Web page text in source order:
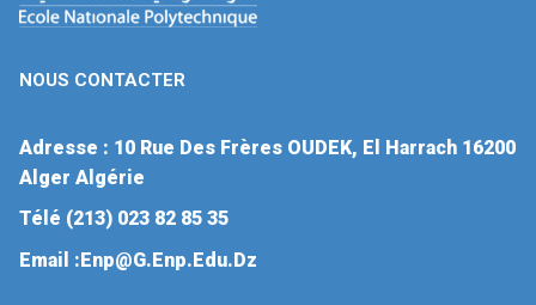
NOUS CONTACTER
Adresse : 10 Rue Des Frères OUDEK, El Harrach 16200
Alger Algérie
Télé (213) 023 82 85 35
Email :enp@g.enp.edu.dz